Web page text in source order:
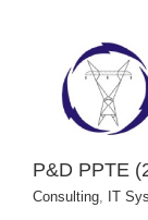
P&D PPTE
Consulting, IT